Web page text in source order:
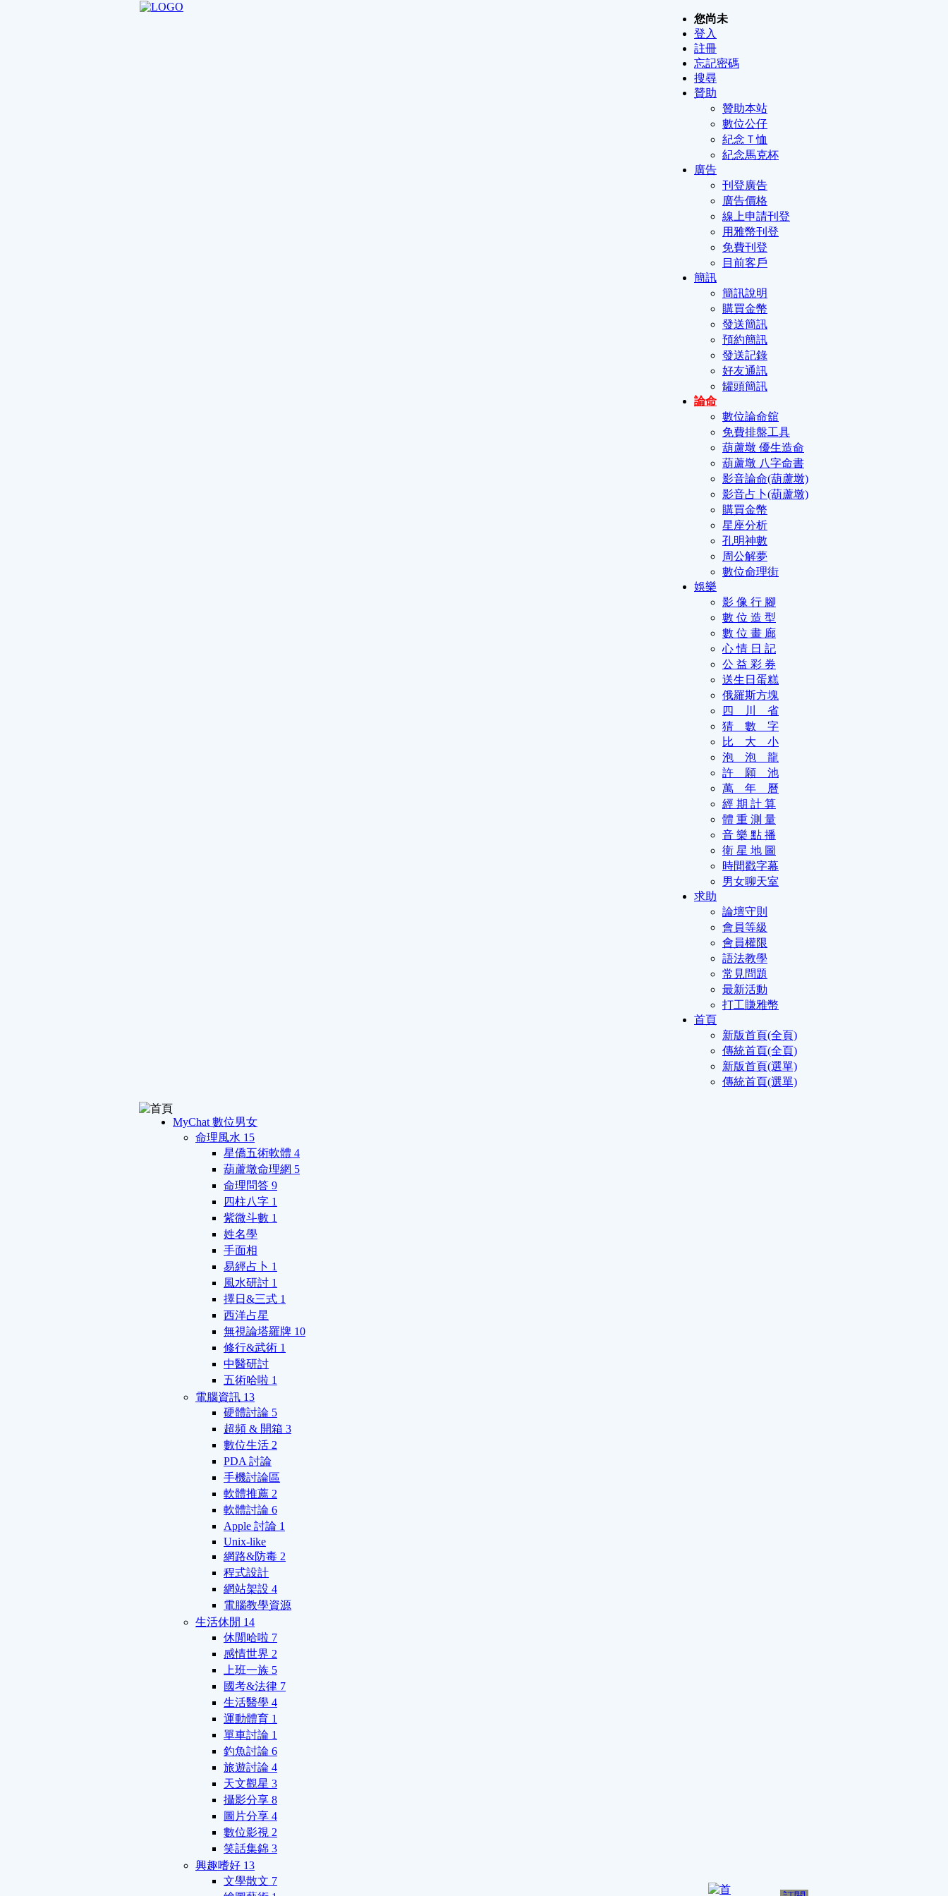
您尚未
登入
註冊
忘記密碼
搜尋
贊助
贊助本站
數位公仔
紀念Ｔ恤
紀念馬克杯
廣告
刊登廣告
廣告價格
線上申請刊登
用雅幣刊登
免費刊登
目前客戶
簡訊
簡訊說明
購買金幣
發送簡訊
預約簡訊
發送記錄
好友通訊
罐頭簡訊
論命
數位論命舘
免費排盤工具
葫蘆墩 優生造命
葫蘆墩 八字命書
影音論命(葫蘆墩)
影音占卜(葫蘆墩)
購買金幣
星座分析
孔明神數
周公解夢
數位命理街
娛樂
影 像 行 腳
數 位 造 型
數 位 畫 廊
心 情 日 記
公 益 彩 券
送生日蛋糕
俄羅斯方塊
四 川 省
猜 數 字
比 大 小
泡 泡 龍
許 願 池
萬 年 曆
經 期 計 算
體 重 測 量
音 樂 點 播
衛 星 地 圖
時間戳字幕
男女聊天室
求助
論壇守則
會員等級
會員權限
語法教學
常見問題
最新活動
打工賺雅幣
首頁
新版首頁(全頁)
傳統首頁(全頁)
新版首頁(選單)
傳統首頁(選單)
MyChat 數位男女
命理風水 15
星僑五術軟體 4
葫蘆墩命理網 5
命理問答 9
四柱八字 1
紫微斗數 1
姓名學
手面相
易經占卜 1
風水研討 1
擇日&三式 1
西洋占星
無視論塔羅牌 10
修行&武術 1
中醫研討
五術哈啦 1
電腦資訊 13
硬體討論 5
超頻 & 開箱 3
數位生活 2
PDA 討論
手機討論區
軟體推薦 2
軟體討論 6
Apple 討論 1
Unix-like
網路&防毒 2
程式設計
網站架設 4
電腦教學資源
生活休閒 14
休閒哈啦 7
感情世界 2
上班一族 5
國考&法律 7
生活醫學 4
運動體育 1
單車討論 1
釣魚討論 6
旅遊討論 4
天文觀星 3
攝影分享 8
圖片分享 4
數位影視 2
笑話集錦 3
興趣嗜好 13
文學散文 7